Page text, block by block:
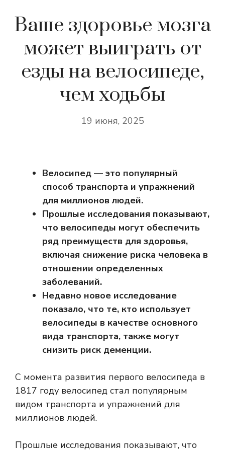
Ваше здоровье мозга
может выиграть от
езды на велосипеде,
чем ходьбы
19 июня, 2025
Велосипед — это популярный
способ транспорта и упражнений
для миллионов людей.
Прошлые исследования показывают,
что велосипеды могут обеспечить
ряд преимуществ для здоровья,
включая снижение риска человека в
отношении определенных
заболеваний.
Недавно новое исследование
показало, что те, кто использует
велосипеды в качестве основного
вида транспорта, также могут
снизить риск деменции.
С момента развития первого велосипеда в
1817 году велосипед стал популярным
видом транспорта и упражнений для
миллионов людей.
Прошлые исследования показывают, что